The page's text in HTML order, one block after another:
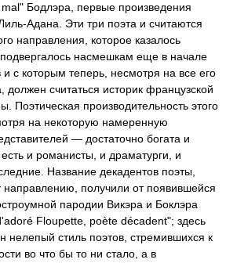
Бодлэра, первые произведения
Адана. Эти три поэта и считаются
направления, которое казалось
насмешкам еще в начале
и с которым теперь, несмотря на все его
должен считаться историк французской
Поэтическая производительность этого
на некоторую намеренную
— достаточно богата и
и романисты, и драматурги, и
Название декадентов поэты,
направлению, получили от появившейся
пародии Викэра и Боклэра
Floupette, poète décadent"; здесь
нелепый стиль поэтов, стремившихся к
во что бы то ни стало, а в